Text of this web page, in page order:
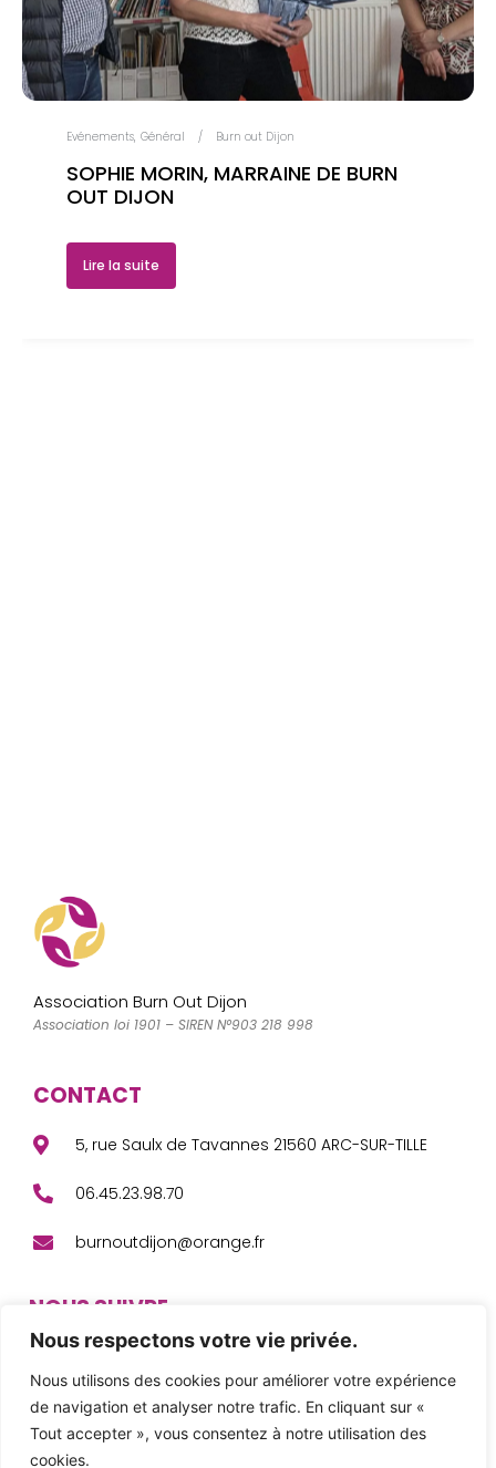
Nous respectons votre vie privée.
Nous utilisons des cookies pour améliorer votre expérience
de navigation et analyser notre trafic. En cliquant sur «
Tout accepter », vous consentez à notre utilisation des
cookies.
Evénements Général Burn out Dijon
SOPHIE MORIN, MARRAINE DE BURN
OUT DIJON
Lire la suite
Association Burn Out Dijon
Association loi 1901 – SIREN N°903 218 998
CONTACT
5, rue Saulx de Tavannes 21560 ARC-SUR-TILLE
06.45.23.98.70
burnoutdijon@orange.fr
NOUS SUIVRE
F
c
b
o
o
k
L
n
k
e
d
i
Y
u
u
b
e
© Copyright Burn Out Dijon 2024